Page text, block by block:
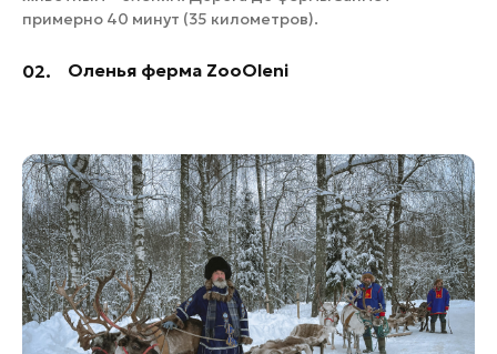
примерно 40 минут (35 километров).
02. Оленья ферма ZooOleni